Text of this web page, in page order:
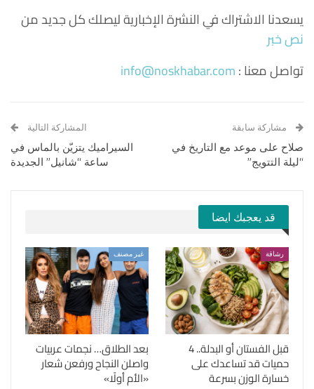
يسعدنا الاشتراك في النشرة الإخبارية ليصلك كل جديد من
نص خبر
تواصل معنا :info@noskhabar.com
مشاركة سابقة
صلاح على موعد مع التاريخ في
“ليلة التتويج”
المشاركة التالية
السيراميك يتزيّن بالماس في
ساعة “شانيل” الجديدة
قد يعجبك ايضا
رشاقة
قبل الفستان أو البدلة.. 4
حميات قد تساعدك على
خسارة الوزن بسرعة
غير مصنف
بعد الطلاق… نجمات عربيات
واصلن النجاح ورفعن شعار
«الأم أولًا»